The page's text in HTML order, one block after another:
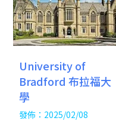
University of
Bradford 布拉福大
學
發佈：2025/02/08